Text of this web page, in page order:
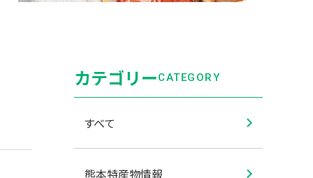
カテゴリーCATEGORY
すべて
熊本特産物情報